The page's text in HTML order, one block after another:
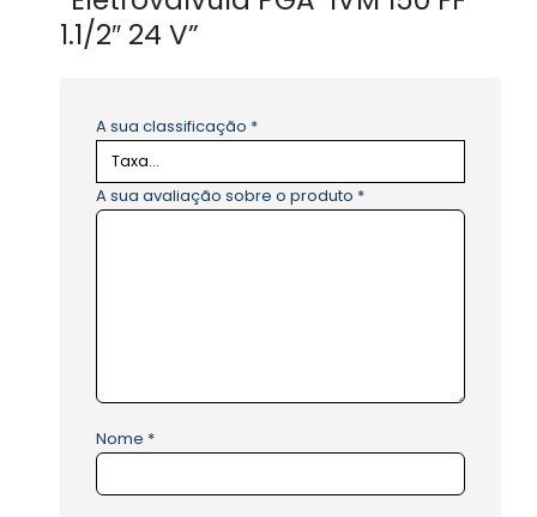
1.1/2″ 24 V”
A sua classificação *
A sua avaliação sobre o produto *
Nome *